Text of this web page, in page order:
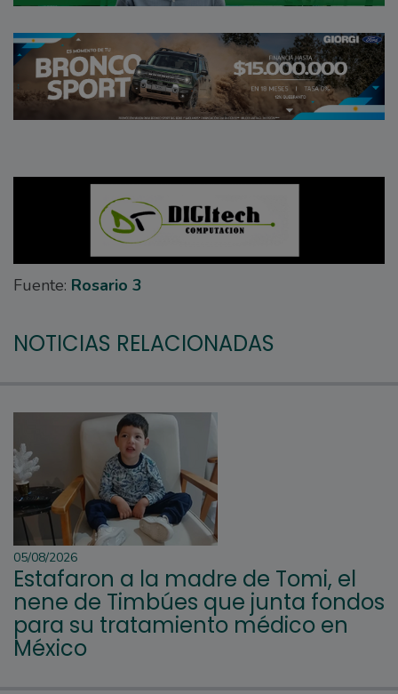
Fuente: Rosario 3
NOTICIAS RELACIONADAS
05/08/2026
Estafaron a la madre de Tomi, el
nene de Timbúes que junta fondos
para su tratamiento médico en
México